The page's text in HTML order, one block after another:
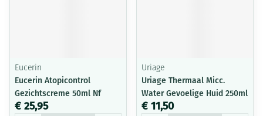
Eucerin
Eucerin Atopicontrol
Gezichtscreme 50ml Nf
€ 25,95
Uriage
Uriage Thermaal Micc.
Water Gevoelige Huid 250ml
€ 11,50